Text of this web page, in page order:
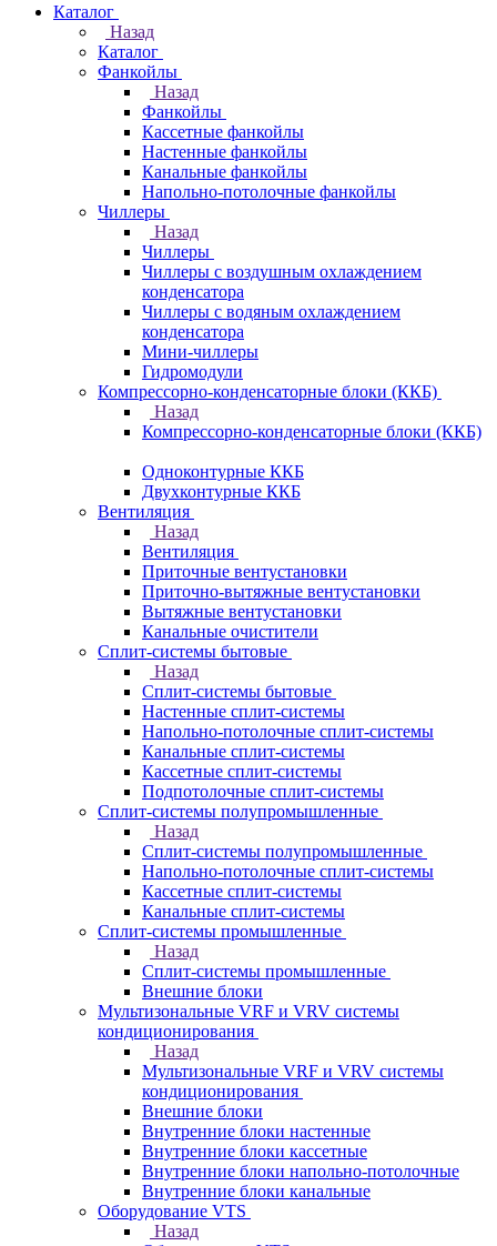
Каталог
Назад
Каталог
Фанкойлы
Назад
Фанкойлы
Кассетные фанкойлы
Настенные фанкойлы
Канальные фанкойлы
Напольно-потолочные фанкойлы
Чиллеры
Назад
Чиллеры
Чиллеры с воздушным охлаждением
конденсатора
Чиллеры с водяным охлаждением
конденсатора
Мини-чиллеры
Гидромодули
Компрессорно-конденсаторные блоки (ККБ)
Назад
Компрессорно-конденсаторные блоки (ККБ)
Одноконтурные ККБ
Двухконтурные ККБ
Вентиляция
Назад
Вентиляция
Приточные вентустановки
Приточно-вытяжные вентустановки
Вытяжные вентустановки
Канальные очистители
Сплит-системы бытовые
Назад
Сплит-системы бытовые
Настенные сплит-системы
Напольно-потолочные сплит-системы
Канальные сплит-системы
Кассетные сплит-системы
Подпотолочные сплит-системы
Сплит-системы полупромышленные
Назад
Сплит-системы полупромышленные
Напольно-потолочные сплит-системы
Кассетные сплит-системы
Канальные сплит-системы
Сплит-системы промышленные
Назад
Сплит-системы промышленные
Внешние блоки
Мультизональные VRF и VRV системы
кондиционирования
Назад
Мультизональные VRF и VRV системы
кондиционирования
Внешние блоки
Внутренние блоки настенные
Внутренние блоки кассетные
Внутренние блоки напольно-потолочные
Внутренние блоки канальные
Оборудование VTS
Назад